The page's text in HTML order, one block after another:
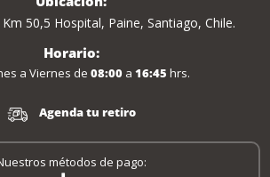
50,5 Hospital, Paine, Santiago, Chile.
Horario:
a Viernes de 08:00 a 16:45 hrs.
Agenda tu retiro
métodos de pago: